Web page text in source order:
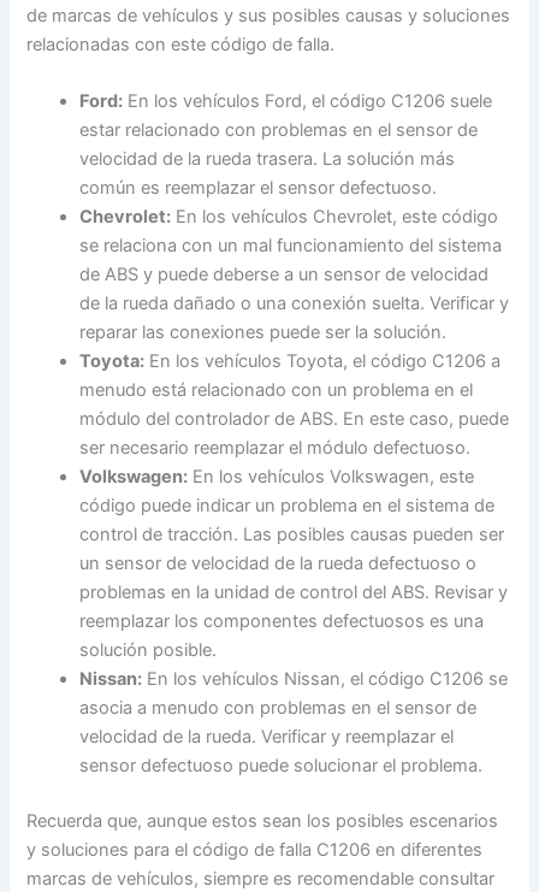
de marcas de vehículos y sus posibles causas y soluciones
relacionadas con este código de falla.
Ford: En los vehículos Ford, el código C1206 suele
estar relacionado con problemas en el sensor de
velocidad de la rueda trasera. La solución más
común es reemplazar el sensor defectuoso.
Chevrolet: En los vehículos Chevrolet, este código
se relaciona con un mal funcionamiento del sistema
de ABS y puede deberse a un sensor de velocidad
de la rueda dañado o una conexión suelta. Verificar y
reparar las conexiones puede ser la solución.
Toyota: En los vehículos Toyota, el código C1206 a
menudo está relacionado con un problema en el
módulo del controlador de ABS. En este caso, puede
ser necesario reemplazar el módulo defectuoso.
Volkswagen: En los vehículos Volkswagen, este
código puede indicar un problema en el sistema de
control de tracción. Las posibles causas pueden ser
un sensor de velocidad de la rueda defectuoso o
problemas en la unidad de control del ABS. Revisar y
reemplazar los componentes defectuosos es una
solución posible.
Nissan: En los vehículos Nissan, el código C1206 se
asocia a menudo con problemas en el sensor de
velocidad de la rueda. Verificar y reemplazar el
sensor defectuoso puede solucionar el problema.
Recuerda que, aunque estos sean los posibles escenarios
y soluciones para el código de falla C1206 en diferentes
marcas de vehículos, siempre es recomendable consultar